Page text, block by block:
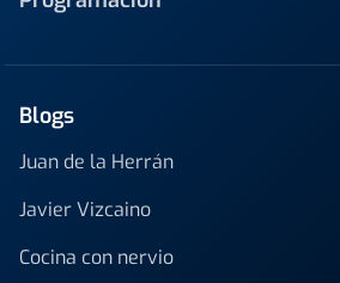
Blogs
Juan de la Herrán
Javier Vizcaino
Cocina con nervio